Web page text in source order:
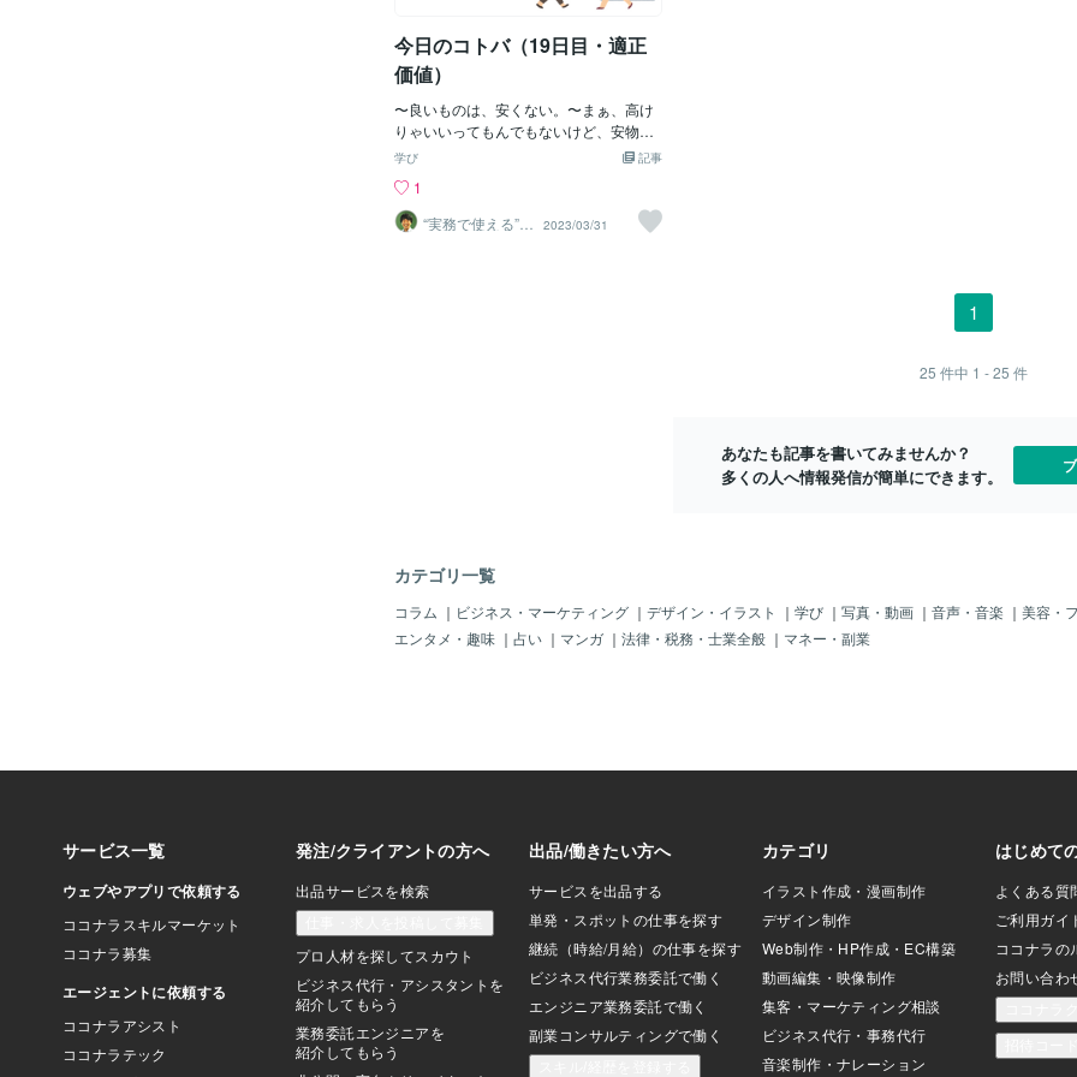
本当かどうかとひとつずつ疑ってかかる
業です。それでも、ひとつづつしっかり
見極めて私は情報を見つけて皆さんへお
今日のコトバ（19日目・適正
価値）
〜良いものは、安くない。〜まぁ、高け
りゃいいってもんでもないけど、安物は
相応のレベルだよ、って意味。「安物買
ぱり大事なのって『適正価格』だと思
う。安いと消費者目線だとありがたく思
うけど、それで健康害したり、頻繁に金
記事
学び
1
“実務で使える”改
善パートナー／
2023/03/31
1
25 件中 1 - 25 件
あなたも記事を書いてみませんか？
多くの人へ情報発信が簡単にできます。
カテゴリ一覧
コラム ｜ ビジネス・マーケティング ｜ デザイン・イラスト ｜ 学び ｜ 写真・動画 ｜ 音声・音楽 ｜ 美容・
エンタメ・趣味 ｜ 占い ｜ マンガ ｜ 法律・税務・士業全般 ｜ マネー・副業